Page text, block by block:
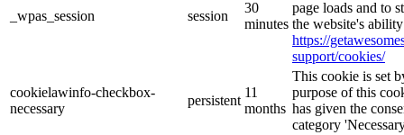
_wpas_session session
30
minutes
page loads and to
the website's
https://
support/cookies/
cookielawinfo-checkbox-
necessary
persistent
11
months
This cookie is set
purpose of this
has given the
category